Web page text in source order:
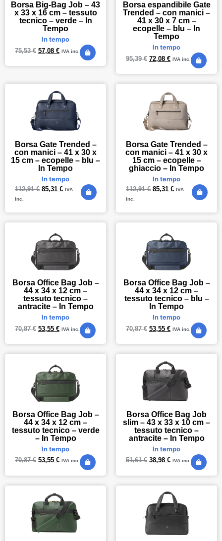
Borsa Big-Bag Job – 43
x 33 x 16 cm – tessuto
tecnico – verde – In
Tempo
In tempo
75,53€ 57,08 € IVA inc.
Borsa espandibile Gate
Trended – con manici –
41 x 30 x 7 cm –
ecopelle – blu – In
Tempo
In tempo
95,39€ 72,08 € IVA inc.
Borsa Gate Trended –
con manici – 41 x 30 x
15 cm – ecopelle – blu –
In Tempo
In tempo
112,91€ 85,31 € IVA
inc.
Borsa Gate Trended –
con manici – 41 x 30 x
15 cm – ecopelle –
ghiaccio – In Tempo
In tempo
112,91€ 85,31 € IVA
inc.
Borsa Office Bag Job –
44 x 34 x 12 cm –
tessuto tecnico –
antracite – In Tempo
In tempo
70,87€ 53,55 € IVA inc.
Borsa Office Bag Job –
44 x 34 x 12 cm –
tessuto tecnico – blu –
In Tempo
In tempo
70,87€ 53,55 € IVA inc.
Borsa Office Bag Job –
44 x 34 x 12 cm –
tessuto tecnico – verde
– In Tempo
In tempo
70,87€ 53,55 € IVA inc.
Borsa Office Bag Job
slim – 43 x 33 x 10 cm –
tessuto tecnico –
antracite – In Tempo
In tempo
51,61€ 38,98 € IVA inc.